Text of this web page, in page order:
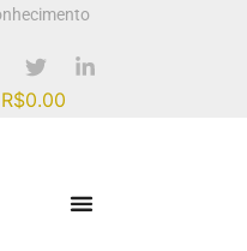
R$0.00